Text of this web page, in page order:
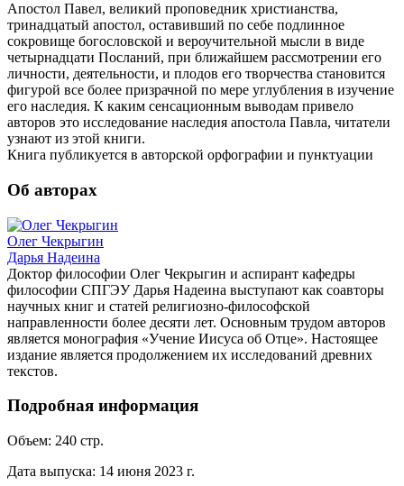
Апостол Павел, великий проповедник христианства,
тринадцатый апостол, оставивший по себе подлинное
сокровище богословской и вероучительной мысли в виде
четырнадцати Посланий, при ближайшем рассмотрении его
личности, деятельности, и плодов его творчества становится
фигурой все более призрачной по мере углубления в изучение
его наследия. К каким сенсационным выводам привело
авторов это исследование наследия апостола Павла, читатели
узнают из этой книги.
Книга публикуется в авторской орфографии и пунктуации
Об авторах
Олег Чекрыгин
Дарья Надеина
Доктор философии Олег Чекрыгин и аспирант кафедры
философии СПГЭУ Дарья Надеина выступают как соавторы
научных книг и статей религиозно-философской
направленности более десяти лет. Основным трудом авторов
является монография «Учение Иисуса об Отце». Настоящее
издание является продолжением их исследований древних
текстов.
Подробная информация
Объем: 240 стр.
Дата выпуска: 14 июня 2023 г.